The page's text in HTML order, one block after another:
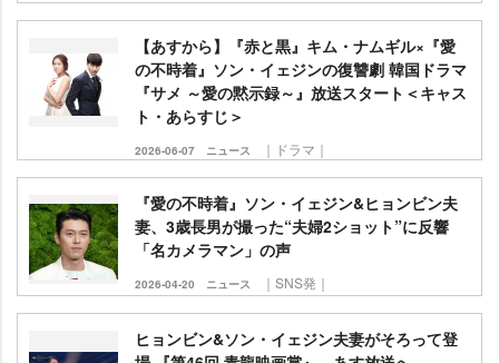
【あすから】『赤と黒』キム・ナムギル×『愛
の不時着』ソン・イェジンの復讐劇 韓国ドラマ
『サメ ～愛の黙示録～』放送スタート＜キャス
ト・あらすじ＞
2026-06-07 ニュース ｜ドラマ｜
『愛の不時着』ソン・イェジン&ヒョンビン夫
妻、3歳長男が撮った“夫婦2ショット”に反響
「名カメラマン」の声
2026-04-20 ニュース ｜SNS発｜
ヒョンビン&ソン・イェジン夫妻がそろって登